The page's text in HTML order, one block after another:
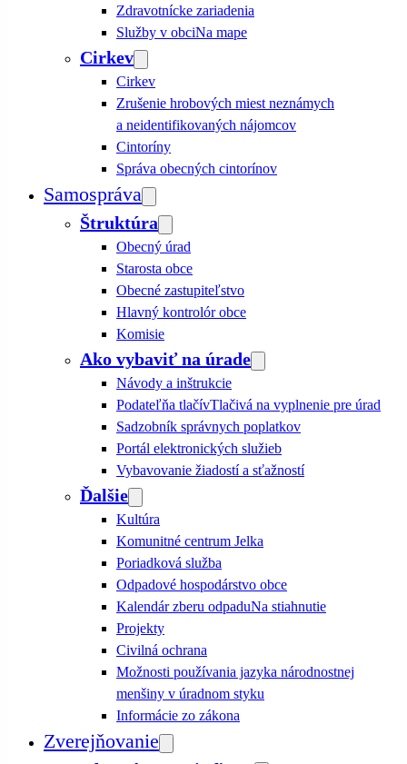
Zdravotnícke zariadenia
Služby v obciNa mape
Cirkev
Cirkev
Zrušenie hrobových miest neznámych
a neidentifikovaných nájomcov
Cintoríny
Správa obecných cintorínov
Samospráva
Štruktúra
Obecný úrad
Starosta obce
Obecné zastupiteľstvo
Hlavný kontrolór obce
Komisie
Ako vybaviť na úrade
Návody a inštrukcie
Podateľňa tlačívTlačivá na vyplnenie pre úrad
Sadzobník správnych poplatkov
Portál elektronických služieb
Vybavovanie žiadostí a sťažností
Ďalšie
Kultúra
Komunitné centrum Jelka
Poriadková služba
Odpadové hospodárstvo obce
Kalendár zberu odpaduNa stiahnutie
Projekty
Civilná ochrana
Možnosti používania jazyka národnostnej
menšiny v úradnom styku
Informácie zo zákona
Zverejňovanie